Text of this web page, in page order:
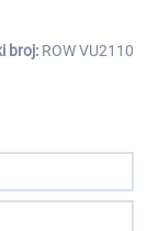
broj: ROW VU2110